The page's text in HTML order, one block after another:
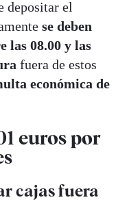
depositar el
se deben
las 08.00 y las
fuera de estos
económica de
euros por
cajas fuera